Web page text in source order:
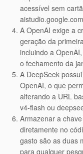
acessível sem
A OpenAI exige a
geração da
incluindo a
o fechamento da
A DeepSeek
OpenAI, o que
alterando a URL
v4-flash ou
Armazenar a
diretamente no
gasto são as duas
para qualquer